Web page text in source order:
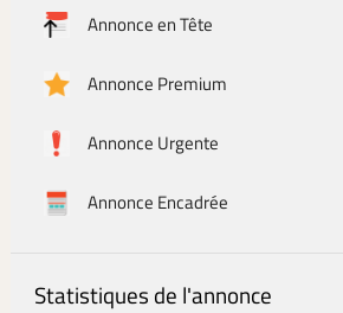
Annonce en Tête
Annonce Premium
Annonce Urgente
Annonce Encadrée
Statistiques de l'annonce